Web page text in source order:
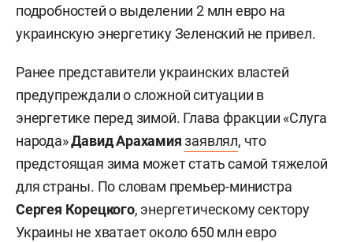
подробностей о выделении 2 млн евро на
украинскую энергетику Зеленский не привел.
Ранее представители украинских властей
предупреждали о сложной ситуации в
энергетике перед зимой. Глава фракции «Слуга
народа»Давид Арахамия заявлял, что
предстоящая зима может стать самой тяжелой
для страны. По словам премьер-министра
Сергея Корецкого, энергетическому сектору
Украины не хватаетоколо 650 млн евро